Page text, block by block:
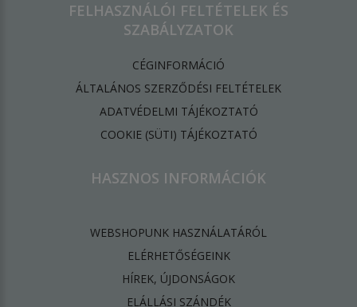
FELHASZNÁLÓI FELTÉTELEK ÉS
SZABÁLYZATOK
CÉGINFORMÁCIÓ
ÁLTALÁNOS SZERZŐDÉSI FELTÉTELEK
ADATVÉDELMI TÁJÉKOZTATÓ
​COOKIE (SÜTI) TÁJÉKOZTATÓ
HASZNOS INFORMÁCIÓK
WEBSHOPUNK HASZNÁLATÁRÓL
ELÉRHETŐSÉGEINK
HÍREK, ÚJDONSÁGOK
ELÁLLÁSI SZÁNDÉK